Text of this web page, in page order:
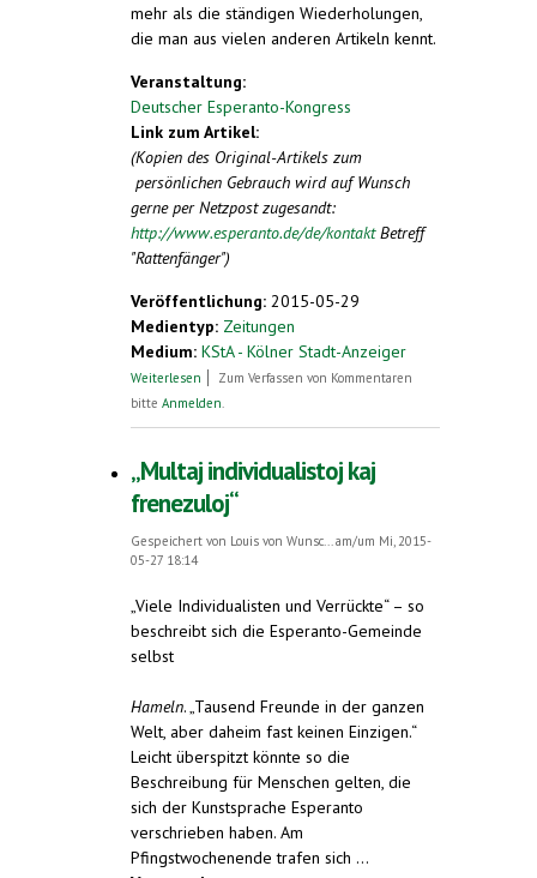
mehr als die ständigen Wiederholungen,
die man aus vielen anderen Artikeln kennt.
Veranstaltung:
Deutscher Esperanto-Kongress
Link zum Artikel:
(Kopien des Original-Artikels zum
persönlichen Gebrauch wird auf Wunsch
gerne per Netzpost zugesandt:
http://www.esperanto.de/de/kontaktBetreff
"Rattenfänger")
Veröffentlichung: 2015-05-29
Medientyp: Zeitungen
Medium: KStA - Kölner Stadt-Anzeiger
Weiterlesen über Rattenfänger auf Esperanto
Zum Verfassen von Kommentaren
bitte Anmelden
„Multaj individualistoj kaj
frenezuloj“
Gespeichert von Louis von Wunsc...am/um Mi, 2015-
05-27 18:14
„Viele Individualisten und Verrückte“ – so
beschreibt sich die Esperanto-Gemeinde
selbst
Hameln. „Tausend Freunde in der ganzen
Welt, aber daheim fast keinen Einzigen.“
Leicht überspitzt könnte so die
Beschreibung für Menschen gelten, die
sich der Kunstsprache Esperanto
verschrieben haben. Am
Pfingstwochenende trafen sich ...